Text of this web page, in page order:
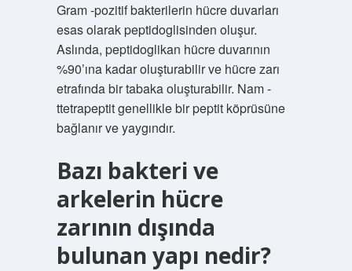
Gram -pozitif bakterilerin hücre duvarları
esas olarak peptidoglisinden oluşur.
Aslında, peptidoglikan hücre duvarının
%90’ına kadar oluşturabilir ve hücre zarı
etrafında bir tabaka oluşturabilir. Nam -
ttetrapeptit genellikle bir peptit köprüsüne
bağlanır ve yaygındır.
Bazı bakteri ve
arkelerin hücre
zarının dışında
bulunan yapı nedir?